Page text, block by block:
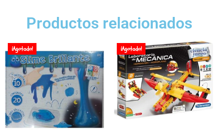
Productos relacionados
¡Agotado! ¡Agotado!